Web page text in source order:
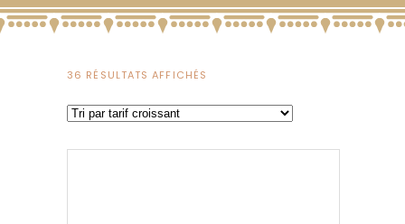
36 RÉSULTATS AFFICHÉS
CROISSANT